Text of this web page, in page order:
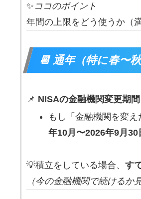
✨ ココのポイント
年間の上限をどう使うか（
📆 通年（特に春〜秋
📌 NISAの金融機関変更期
もし「金融機関を変え
年10月〜2026年9月30
💡積立をしている場合、 す
（今の金融機関で続けるか